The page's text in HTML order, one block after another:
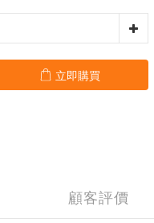
立即購買
顧客評價